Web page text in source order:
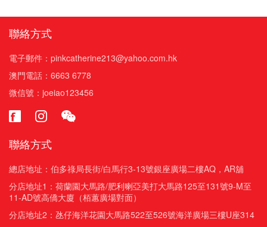
聯絡方式
電子郵件：pinkcatherine213@yahoo.com.hk
澳門電話：6663 6778
微信號：joeiao123456
聯絡方式
總店地址：伯多祿局長街/白馬行3-13號銀座廣場二樓AQ，AR舖
分店地址1：荷蘭園大馬路/肥利喇亞美打大馬路125至131號9-M至
11-AD號高僑大廈（栢蕙廣場對面）
分店地址2：氹仔海洋花園大馬路522至526號海洋廣場三樓U座314